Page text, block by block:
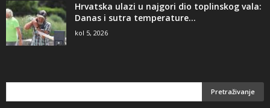
Hrvatska ulazi u najgori dio toplinskog vala:
Danas i sutra temperature...
kol 5, 2026